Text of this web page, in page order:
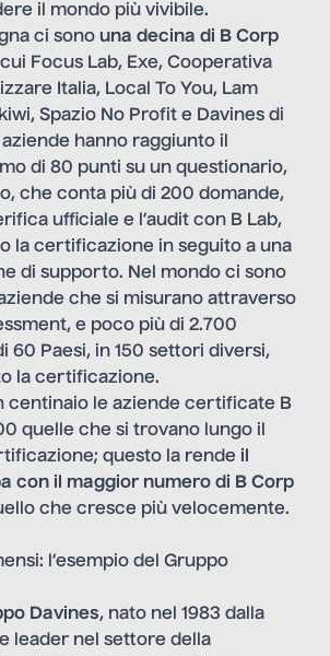
il mondo più vivibile.
ci sono una decina di B Corp
Focus Lab, Exe, Cooperativa
Italia, Local To You, Lam
Spazio No Profit e Davines di
hanno raggiunto il
di 80 punti su un questionario,
che conta più di 200 domande,
ufficiale e l’audit con B Lab,
la certificazione in seguito a una
di supporto. Nel mondo ci sono
che si misurano attraverso
e poco più di 2.700
60 Paesi, in 150 settori diversi,
la certificazione.
centinaio le aziende certificate B
quelle che si trovano lungo il
questo la rende il
con il maggior numero di B Corp
che cresce più velocemente.
l’esempio del Gruppo
Davines, nato nel 1983 dalla
leader nel settore della